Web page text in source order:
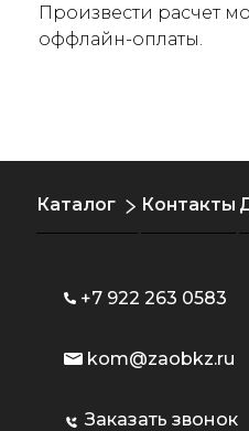
Произвести расчет
оффлайн-оплаты.
Каталог Контакты
+7 922 263 0583
kom@zaobkz.ru
Заказать звонок